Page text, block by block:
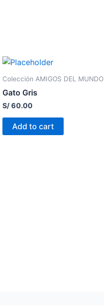
Colección AMIGOS DEL MUNDO
Gato Gris
S/60.00
Add to cart